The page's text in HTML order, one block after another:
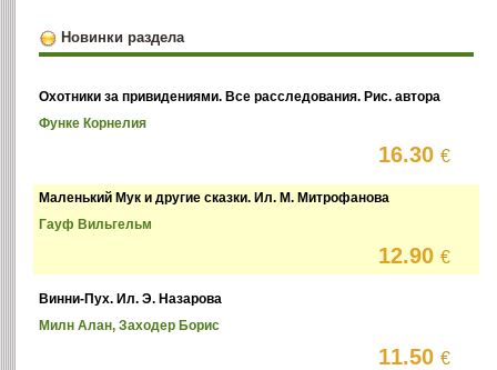
Новинки раздела
Охотники за привидениями. Все расследования. Рис. автора
Функе Корнелия
16.30€
Маленький Мук и другие сказки. Ил. М. Митрофанова
Гауф Вильгельм
12.90€
Винни-Пух. Ил. Э. Назарова
Милн Алан, Заходер Борис
11.50€